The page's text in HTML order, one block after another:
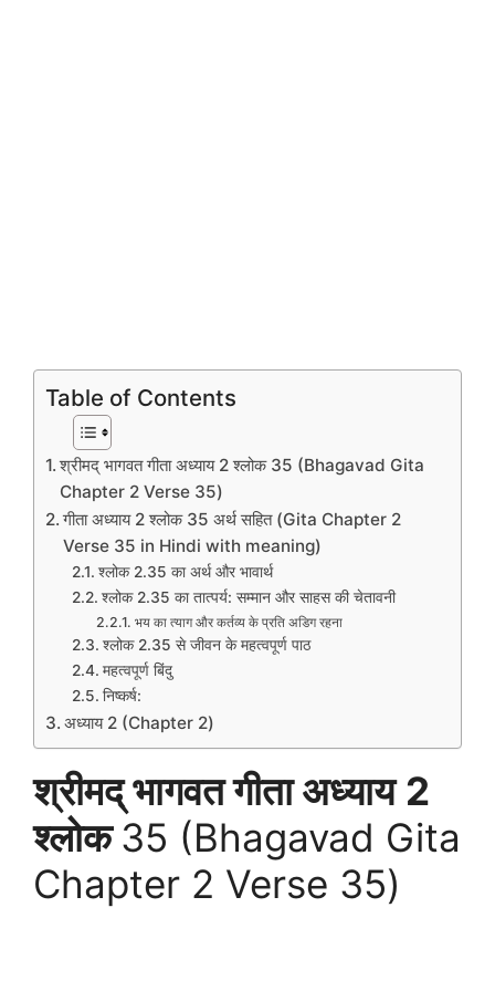
Table of Contents
श्रीमद् भागवत गीता अध्याय 2 श्लोक 35 (Bhagavad Gita
Chapter 2 Verse 35)
गीता अध्याय 2 श्लोक 35 अर्थ सहित (Gita Chapter 2
Verse 35 in Hindi with meaning)
श्लोक 2.35 का अर्थ और भावार्थ
श्लोक 2.35 का तात्पर्य: सम्मान और साहस की चेतावनी
भय का त्याग और कर्तव्य के प्रति अडिग रहना
श्लोक 2.35 से जीवन के महत्वपूर्ण पाठ
महत्वपूर्ण बिंदु
निष्कर्ष:
अध्याय 2 (Chapter 2)
श्रीमद् भागवत गीता अध्याय 2
श्लोक35 (Bhagavad Gita
Chapter 2 Verse 35)